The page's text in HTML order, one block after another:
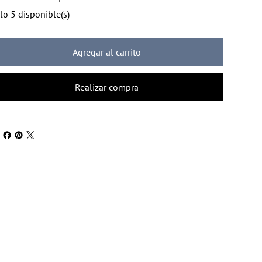
5 disponible(s)
Agregar al carrito
Realizar compra